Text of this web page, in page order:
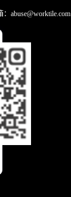
abuse@worktile.com